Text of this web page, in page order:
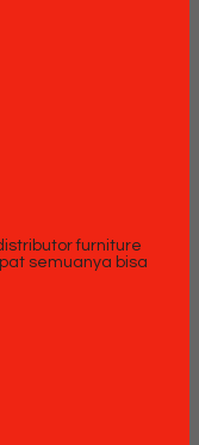
furniture
semuanya bisa